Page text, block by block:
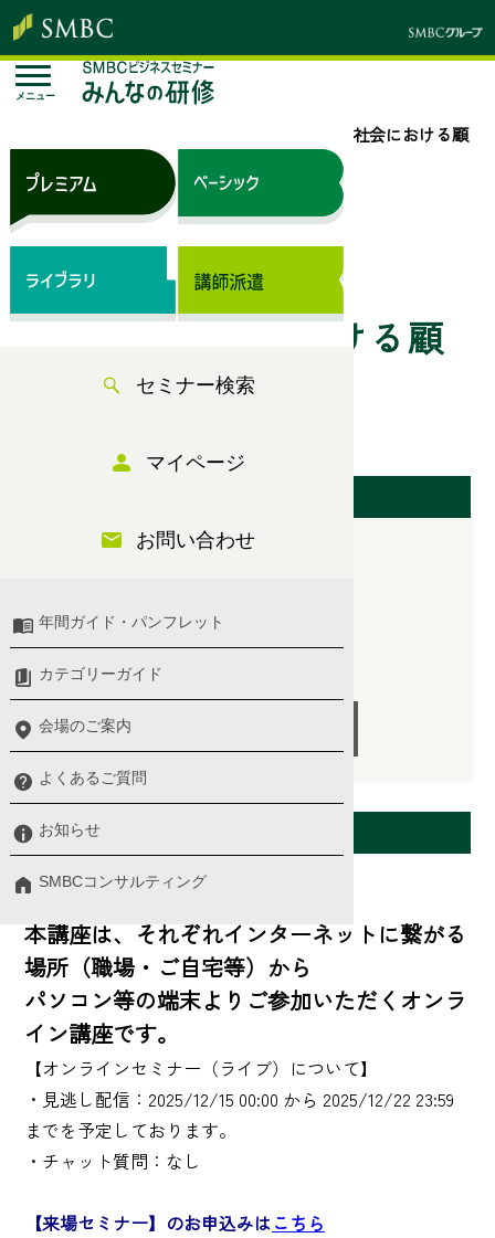
メニュー
セミナー検索
マイページ
お問い合わせ
年間ガイド・パンフレット
カテゴリーガイド
会場のご案内
よくあるご質問
お知らせ
SMBCコンサルティング
デジタル社会における顧
オンラインセミナー
デジタル社会における顧
客価値創造の戦略
2025/12/08(月)
14:00 〜 16:00
会場案内
ライブ
本講座は、それぞれインターネットに繋がる
場所（職場・ご自宅等）から
パソコン等の端末よりご参加いただくオンラ
イン講座です。
【オンラインセミナー（ライブ）について】
・見逃し配信：2025/12/15 00:00 から 2025/12/22 23:59
までを予定しております。
・チャット質問：なし
【来場セミナー】のお申込みはこちら